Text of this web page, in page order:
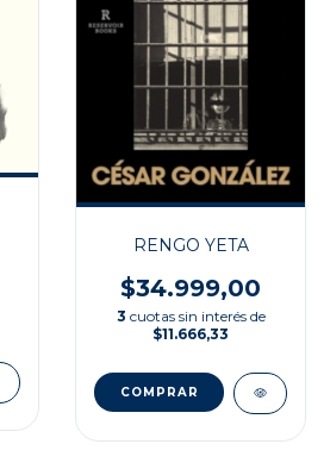
RENGO YETA
$34.999,00
3 cuotas sin interés de
$11.666,33